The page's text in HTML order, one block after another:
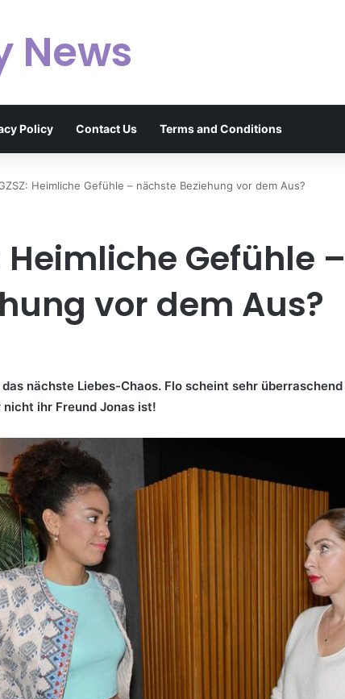
News
Policy Contact Us Terms and Conditions
Heimliche Gefühle – nächste Beziehung vor dem Aus?
Heimliche Gefühle
vor dem Aus?
das nächste Liebes-Chaos. Flo scheint sehr
ihr Freund Jonas ist!